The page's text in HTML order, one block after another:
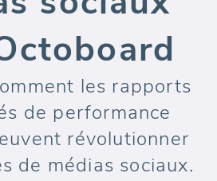
les rapports
de performance
révolutionner
de médias sociaux.